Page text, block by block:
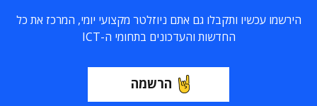
הירשמו עכשיו ותקבלו גם אתם ניוזלטר מקצועי יומי, המרכז את כל
החדשות והעדכונים בתחומי ה-ICT
הרשמה